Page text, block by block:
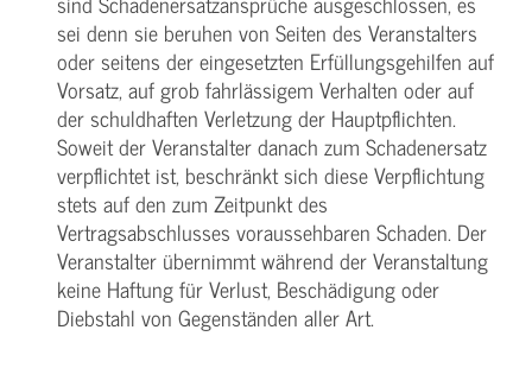
sei denn sie beruhen von Seiten des Veranstalters
oder seitens der eingesetzten Erfüllungsgehilfen auf
Vorsatz, auf grob fahrlässigem Verhalten oder auf
der schuldhaften Verletzung der Hauptpflichten.
Soweit der Veranstalter danach zum Schadenersatz
verpflichtet ist, beschränkt sich diese Verpflichtung
stets auf den zum Zeitpunkt des
Vertragsabschlusses voraussehbaren Schaden. Der
Veranstalter übernimmt während der Veranstaltung
keine Haftung für Verlust, Beschädigung oder
Diebstahl von Gegenständen aller Art.